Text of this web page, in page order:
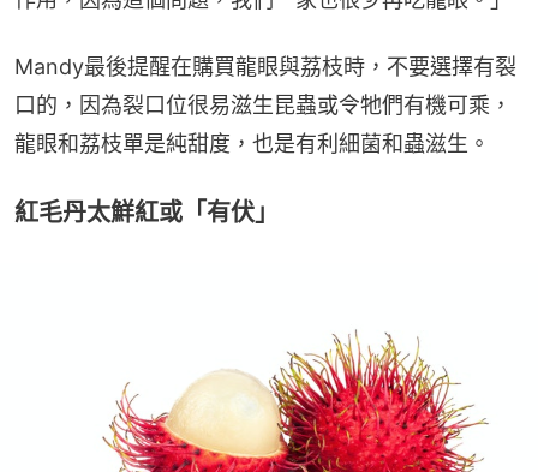
Mandy最後提醒在購買龍眼與荔枝時，不要選擇有裂
口的，因為裂口位很易滋生昆蟲或令牠們有機可乘，
龍眼和荔枝單是純甜度，也是有利細菌和蟲滋生。
紅毛丹太鮮紅或「有伏」